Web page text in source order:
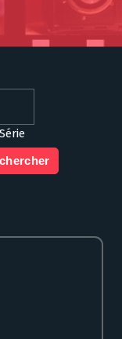
Série